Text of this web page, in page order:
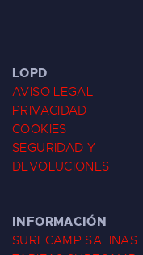
LOPD
AVISO LEGAL
PRIVACIDAD
COOKIES
SEGURIDAD Y
DEVOLUCIONES
INFORMACIÓN
SURFCAMP SALINAS